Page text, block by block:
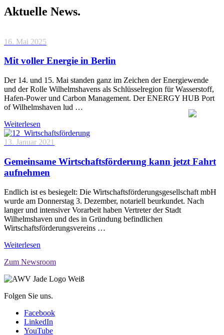
Aktuelle News.
16. Mai 2025
Mit voller Energie in Berlin
Der 14. und 15. Mai standen ganz im Zeichen der Energiewende
und der Rolle Wilhelmshavens als Schlüsselregion für Wasserstoff,
Hafen-Power und Carbon Management. Der ENERGY HUB Port
of Wilhelmshaven lud …
Weiterlesen
13. Januar 2021
Gemeinsame Wirtschaftsförderung kann jetzt Fahrt
aufnehmen
Endlich ist es besiegelt: Die Wirtschaftsförderungsgesellschaft mbH
wurde am Donnerstag 3. Dezember, notariell beurkundet. Nach
langer und intensiver Vorarbeit haben Vertreter der Stadt
Wilhelmshaven und des in Gründung befindlichen
Wirtschaftsförderungsvereins …
Weiterlesen
Zum Newsroom
Folgen Sie uns.
Facebook
LinkedIn
YouTube